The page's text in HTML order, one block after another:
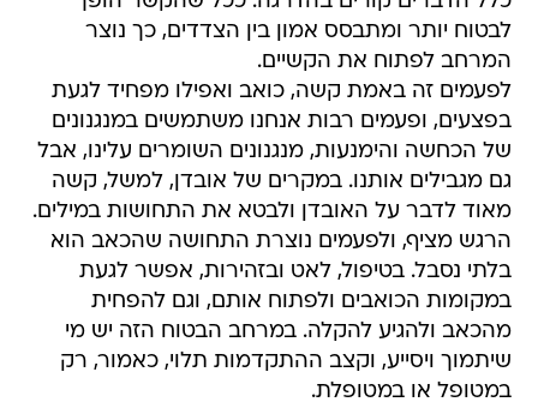
לבטוח יותר ומתבסס אמון בין הצדדים, כך נוצר
המרחב לפתוח את הקשיים.
לפעמים זה באמת קשה, כואב ואפילו מפחיד לגעת
בפצעים, ופעמים רבות אנחנו משתמשים במנגנונים
של הכחשה והימנעות, מנגנונים השומרים עלינו, אבל
גם מגבילים אותנו. במקרים של אובדן, למשל, קשה
מאוד לדבר על האובדן ולבטא את התחושות במילים.
הרגש מציף, ולפעמים נוצרת התחושה שהכאב הוא
בלתי נסבל. בטיפול, לאט ובזהירות, אפשר לגעת
במקומות הכואבים ולפתוח אותם, וגם להפחית
מהכאב ולהגיע להקלה. במרחב הבטוח הזה יש מי
שיתמוך ויסייע, וקצב ההתקדמות תלוי, כאמור, רק
במטופל או במטופלת.